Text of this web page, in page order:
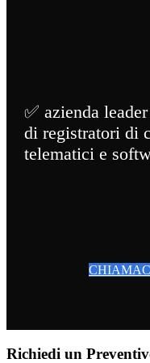
✅ azienda
di registratori di
telematici e
Richiedi un